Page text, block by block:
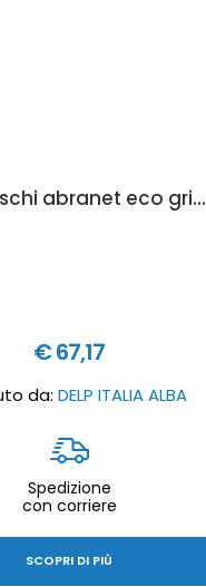
Mirka dischi abranet eco grip mm 225 p180 10pz
€ 67,17
da:DELP ITALIA ALBA
Spedizione
con corriere
SCOPRI DI PIÙ